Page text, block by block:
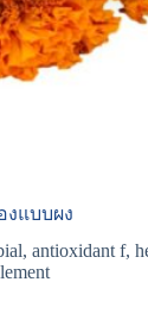
งแบบผง
, antioxidant f,